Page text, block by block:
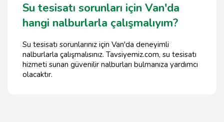
Su tesisatı sorunları için Van'da
hangi nalburlarla çalışmalıyım?
Su tesisatı sorunlarınız için Van'da deneyimli
nalburlarla çalışmalısınız. Tavsiyemiz.com, su tesisatı
hizmeti sunan güvenilir nalburları bulmanıza yardımcı
olacaktır.